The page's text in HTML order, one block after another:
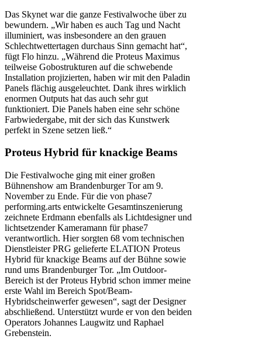
Das Skynet war die ganze Festivalwoche über zu
bewundern. „Wir haben es auch Tag und Nacht
illuminiert, was insbesondere an den grauen
Schlechtwettertagen durchaus Sinn gemacht hat“,
fügt Flo hinzu. „Während die Proteus Maximus
teilweise Gobostrukturen auf die schwebende
Installation projizierten, haben wir mit den Paladin
Panels flächig ausgeleuchtet. Dank ihres wirklich
enormen Outputs hat das auch sehr gut
funktioniert. Die Panels haben eine sehr schöne
Farbwiedergabe, mit der sich das Kunstwerk
perfekt in Szene setzen ließ.“
Proteus Hybrid für knackige Beams
Die Festivalwoche ging mit einer großen
Bühnenshow am Brandenburger Tor am 9.
November zu Ende. Für die von phase7
performing.arts entwickelte Gesamtinszenierung
zeichnete Erdmann ebenfalls als Lichtdesigner und
lichtsetzender Kameramann für phase7
verantwortlich. Hier sorgten 68 vom technischen
Dienstleister PRG gelieferte ELATION Proteus
Hybrid für knackige Beams auf der Bühne sowie
rund ums Brandenburger Tor. „Im Outdoor-
Bereich ist der Proteus Hybrid schon immer meine
erste Wahl im Bereich Spot/Beam-
Hybridscheinwerfer gewesen“, sagt der Designer
abschließend. Unterstützt wurde er von den beiden
Operators Johannes Laugwitz und Raphael
Grebenstein.